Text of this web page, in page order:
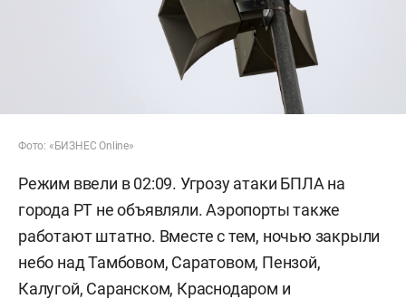
Фото: «БИЗНЕС Online»
Режим ввели в 02:09. Угрозу атаки БПЛА на
города РТ не объявляли. Аэропорты также
работают штатно. Вместе с тем, ночью закрыли
небо над Тамбовом, Саратовом, Пензой,
Калугой, Саранском, Краснодаром и